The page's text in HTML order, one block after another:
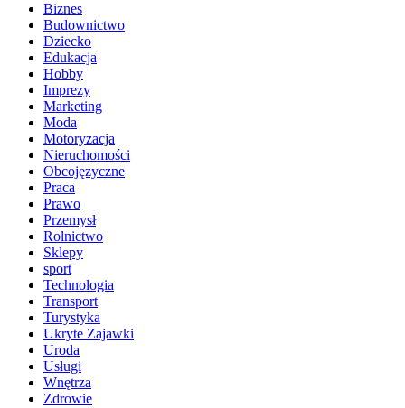
Biznes
Budownictwo
Dziecko
Edukacja
Hobby
Imprezy
Marketing
Moda
Motoryzacja
Nieruchomości
Obcojęzyczne
Praca
Prawo
Przemysł
Rolnictwo
Sklepy
sport
Technologia
Transport
Turystyka
Ukryte Zajawki
Uroda
Usługi
Wnętrza
Zdrowie